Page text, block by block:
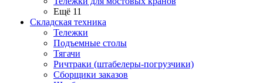
Ещё 11
Складская техника
Тележки
Подъемные столы
Тягачи
Ричтраки (штабелеры-погрузчики)
Сборщики заказов